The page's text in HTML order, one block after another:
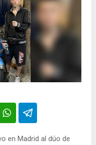
en Madrid al dúo de